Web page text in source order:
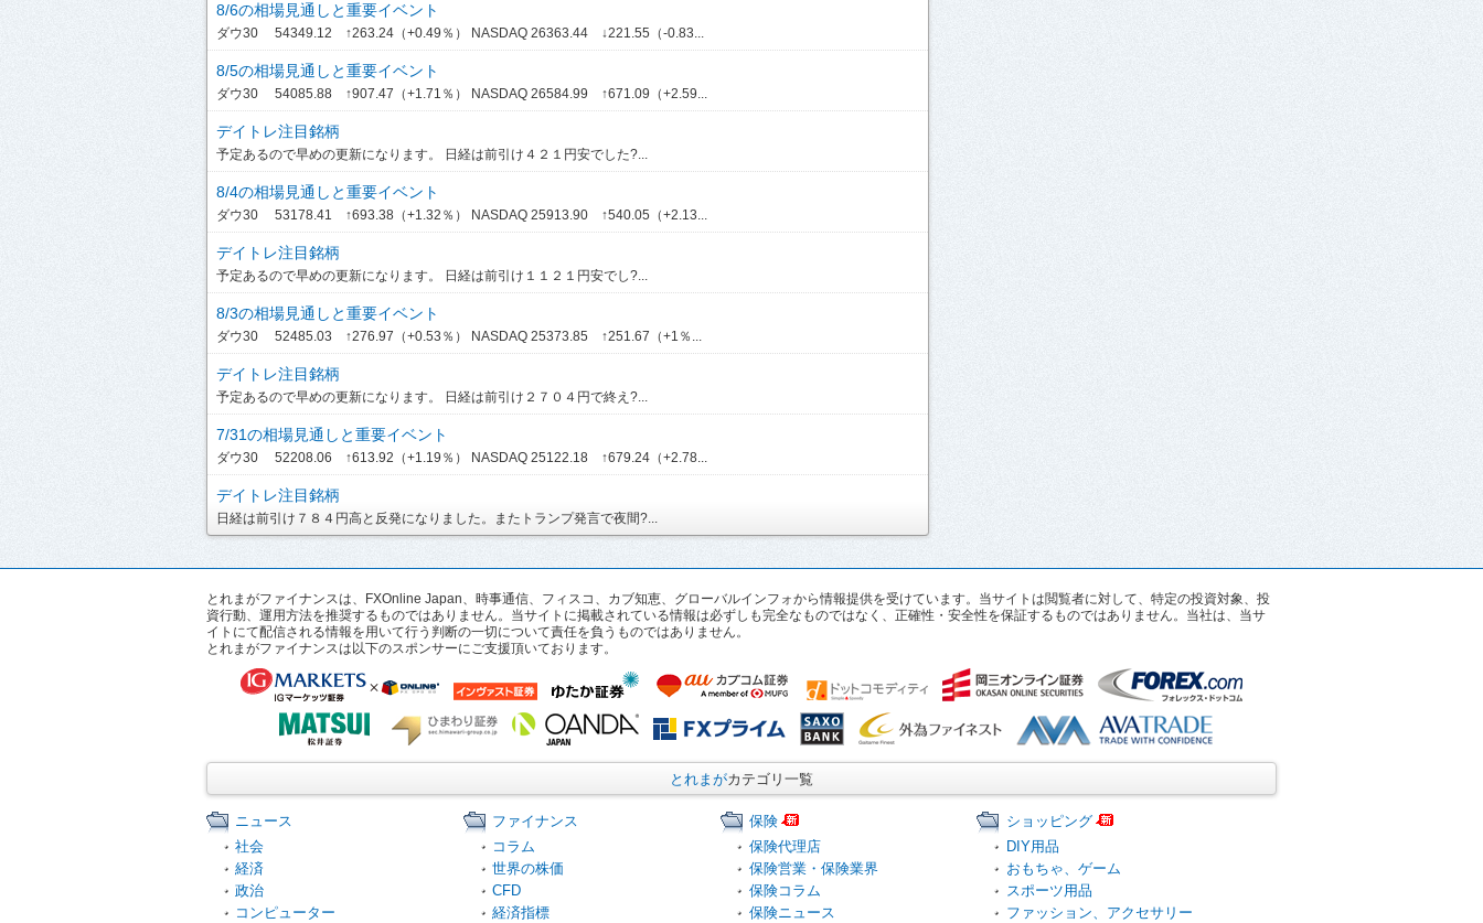
8/6の相場見通しと重要イベント
ダウ30 54349.12 ↑263.24（+0.49％） NASDAQ 26363.44 ↓221.55（-0.83...
8/5の相場見通しと重要イベント
ダウ30 54085.88 ↑907.47（+1.71％） NASDAQ 26584.99 ↑671.09（+2.59...
デイトレ注目銘柄
予定あるので早めの更新になります。 日経は前引け４２１円安でした?...
8/4の相場見通しと重要イベント
ダウ30 53178.41 ↑693.38（+1.32％） NASDAQ 25913.90 ↑540.05（+2.13...
デイトレ注目銘柄
予定あるので早めの更新になります。 日経は前引け１１２１円安でし?...
8/3の相場見通しと重要イベント
ダウ30 52485.03 ↑276.97（+0.53％） NASDAQ 25373.85 ↑251.67（+1％...
デイトレ注目銘柄
予定あるので早めの更新になります。 日経は前引け２７０４円で終え?...
7/31の相場見通しと重要イベント
ダウ30 52208.06 ↑613.92（+1.19％） NASDAQ 25122.18 ↑679.24（+2.78...
デイトレ注目銘柄
日経は前引け７８４円高と反発になりました。またトランプ発言で夜間?...
とれまがファイナンスは、FXOnline Japan、時事通信、フィスコ、カブ知恵、グローバルインフォから情報提供を受けています。当サイトは閲覧者に対して、特定の投資対象、投
資行動、運用方法を推奨するものではありません。当サイトに掲載されている情報は必ずしも完全なものではなく、正確性・安全性を保証するものではありません。当社は、当サ
イトにて配信される情報を用いて行う判断の一切について責任を負うものではありません。
とれまがファイナンスは以下のスポンサーにご支援頂いております。
とれまがカテゴリ一覧
ニュース
社会
経済
政治
コンピューター
ファイナンス
コラム
世界の株価
CFD
経済指標
保険
保険代理店
保険営業・保険業界
保険コラム
保険ニュース
ショッピング
DIY用品
おもちゃ、ゲーム
スポーツ用品
ファッション、アクセサリー